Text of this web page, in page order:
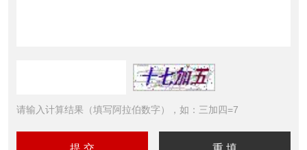
请输入计算结果（填写阿拉伯数字），如：三加四=7